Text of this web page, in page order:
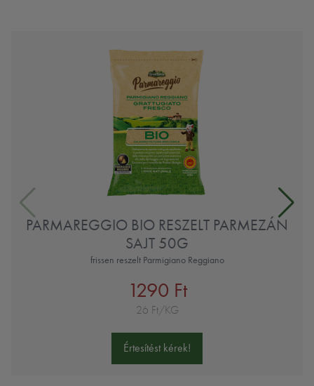
PARMAREGGIO BIO RESZELT PARMEZÁN
SAJT 50G
frissen reszelt Parmigiano Reggiano
1290 Ft
26 Ft/KG
Értesítést kérek!